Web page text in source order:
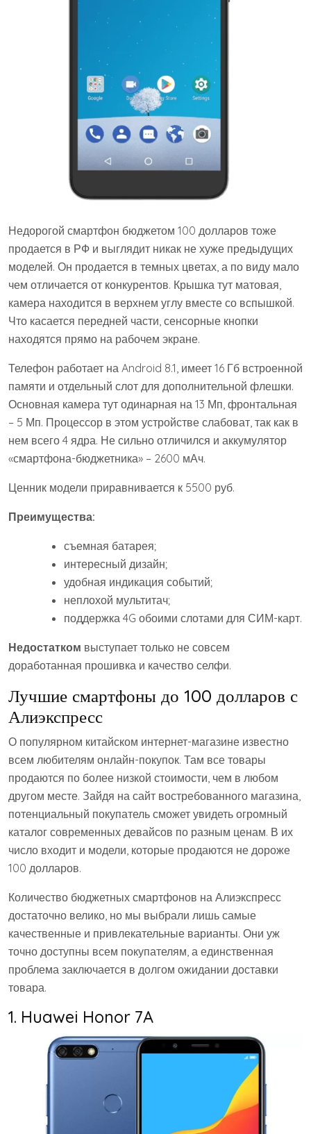
Недорогой смартфон бюджетом 100 долларов тоже
продается в РФ и выглядит никак не хуже предыдущих
моделей. Он продается в темных цветах, а по виду мало
чем отличается от конкурентов. Крышка тут матовая,
камера находится в верхнем углу вместе со вспышкой.
Что касается передней части, сенсорные кнопки
находятся прямо на рабочем экране.
Телефон работает на Android 8.1, имеет 16 Гб встроенной
памяти и отдельный слот для дополнительной флешки.
Основная камера тут одинарная на 13 Мп, фронтальная
– 5 Мп. Процессор в этом устройстве слабоват, так как в
нем всего 4 ядра. Не сильно отличился и аккумулятор
«смартфона-бюджетника» – 2600 мАч.
Ценник модели приравнивается к 5500 руб.
Преимущества:
съемная батарея;
интересный дизайн;
удобная индикация событий;
неплохой мультитач;
поддержка 4G обоими слотами для СИМ-карт.
Недостатком выступает только не совсем
доработанная прошивка и качество селфи.
Лучшие смартфоны до 100 долларов с
Алиэкспресс
О популярном китайском интернет-магазине известно
всем любителям онлайн-покупок. Там все товары
продаются по более низкой стоимости, чем в любом
другом месте. Зайдя на сайт востребованного магазина,
потенциальный покупатель сможет увидеть огромный
каталог современных девайсов по разным ценам. В их
число входит и модели, которые продаются не дороже
100 долларов.
Количество бюджетных смартфонов на Алиэкспресс
достаточно велико, но мы выбрали лишь самые
качественные и привлекательные варианты. Они уж
точно доступны всем покупателям, а единственная
проблема заключается в долгом ожидании доставки
товара.
1. Huawei Honor 7A